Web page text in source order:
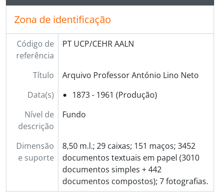
Zona de identificação
Código de
referência
PT UCP/CEHR AALN
Título
Arquivo Professor António Lino Neto
Data(s)
1873 - 1961 (Produção)
Nível de
descrição
Fundo
Dimensão
e suporte
8,50 m.l.; 29 caixas; 151 maços; 3452
documentos textuais em papel (3010
documentos simples + 442
documentos compostos); 7 fotografias.